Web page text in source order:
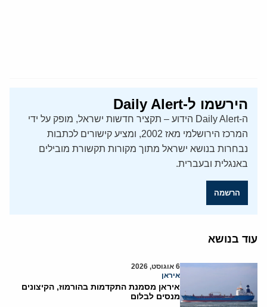
הירשמו ל-Daily Alert
ה-Daily Alert הידוע – תקציר חדשות ישראל, מופק על ידי
המרכז הירושלמי מאז 2002, ומציע קישורים לכתבות
נבחרות בנושא ישראל מתוך מקורות תקשורת מובילים
באנגלית ובעברית.
הרשמה
עוד בנושא
6 אוגוסט, 2026
איראן
איראן מסמנת התקדמות בהורמוז, הקיצונים
מנסים לבלום